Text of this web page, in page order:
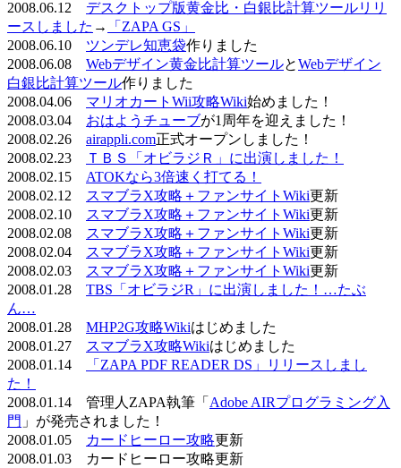
2008.06.12 デスクトップ版黄金比・白銀比計算ツールリリ
ースしました →
「ZAPA GS」
2008.06.10 ツンデレ知恵袋作りました
2008.06.08 Webデザイン黄金比計算ツールとWebデザイン
白銀比計算ツール作りました
2008.04.06 マリオカートWii攻略Wiki始めました！
2008.03.04 おはようチューブが1周年を迎えました！
2008.02.26 airappli.com正式オープンしました！
2008.02.23
ＴＢＳ「オビラジＲ」に出演しました！
2008.02.15 ATOKなら3倍速く打てる！
2008.02.12
スマブラX攻略＋ファンサイトWiki更新
2008.02.10
スマブラX攻略＋ファンサイトWiki更新
2008.02.08
スマブラX攻略＋ファンサイトWiki更新
2008.02.04
スマブラX攻略＋ファンサイトWiki更新
2008.02.03
スマブラX攻略＋ファンサイトWiki更新
2008.01.28 TBS「オビラジR」に出演しました！…たぶ
ん…
2008.01.28 MHP2G攻略Wikiはじめました
2008.01.27
スマブラX攻略Wikiはじめました
2008.01.14
「ZAPA PDF READER DS」リリースしまし
た！
2008.01.14 管理人ZAPA執筆「 Adobe AIRプログラミング入
門 」が発売されました！
2008.01.05
カードヒーロー攻略更新
2008.01.03 カードヒーロー攻略更新